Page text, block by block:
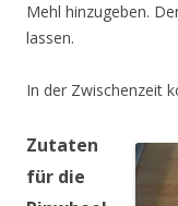
Mehl hinzugeben.
lassen.
In der Zwischenzeit
Zutaten
für die